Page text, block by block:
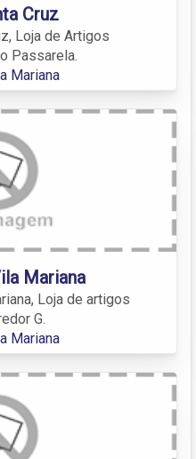
Cruz
Loja de Artigos
Passarela.
Mariana
Mariana
Loja de artigos
G.
Mariana